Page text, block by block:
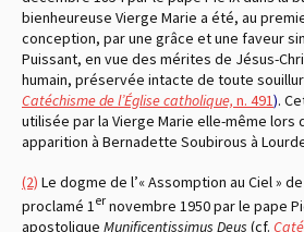
bienheureuse Vierge Marie a été, au
conception, par une grâce et une faveur
Puissant, en vue des mérites de Jésus-
humain, préservée intacte de toute
Catéchisme de l’Église catholique, n. 491).
utilisée par la Vierge Marie elle-même lors
apparition à Bernadette Soubirous à
(2) Le dogme de l’« Assomption au Ciel »
proclamé 1er novembre 1950 par le pape
apostolique Munificentissimus Deus (cf.